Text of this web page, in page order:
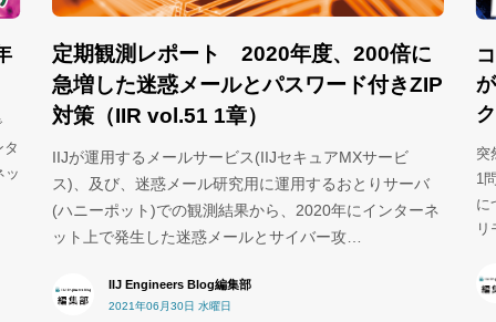
ッ
定期観測レポート 2020年度、200倍に
急増した迷惑メールとパスワード付きZIP
対策（IIR vol.51 1章）
IIJが運用するメールサービス(IIJセキュアMXサービ
ス)、及び、迷惑メール研究用に運用するおとりサーバ
(ハニーポット)での観測結果から、2020年にインターネ
ット上で発生した迷惑メールとサイバー攻…
IIJ Engineers Blog編集部
2021年06月30日 水曜日
突
1
に